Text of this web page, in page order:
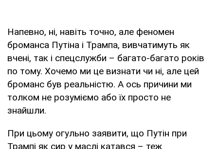
Напевно, ні, навіть точно, але феномен
броманса Путіна і Трампа, вивчатимуть як
вчені, так і спецслужби – багато-багато років
по тому. Хочемо ми це визнати чи ні, але цей
броманс був реальністю. А ось причини ми
толком не розуміємо або їх просто не
знайшли.
При цьому огульно заявити, що Путін при
Трампі як сир у маслі катався – теж